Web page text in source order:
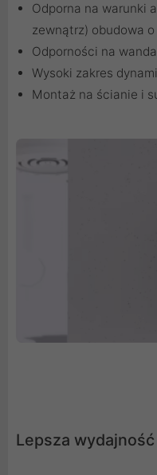
Odporna na warunki
zewnątrz) obudowa
Odporności na
Wysoki zakres
Montaż na ścianie i
Lepsza